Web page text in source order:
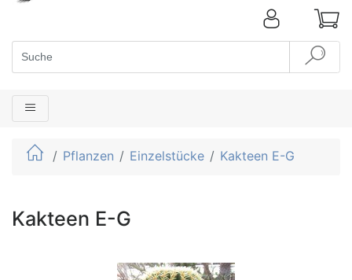
Pflanzen Einzelstücke Kakteen E-G
Kakteen E-G